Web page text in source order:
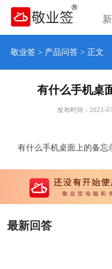
敬业签> 产品问答> 正文
有什么手机桌
发布时间：2023-
有什么手机桌面上的备忘
最新回答